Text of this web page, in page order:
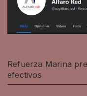
Refuerza Marina
efectivos